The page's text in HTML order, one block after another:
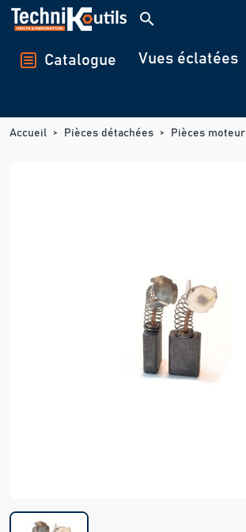
Panneau de gestion des cookies
search
Catalogue Vues éclatées
Accueil Pièces détachées Pièces moteur